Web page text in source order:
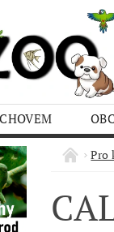
AQUA TERAZOOPro